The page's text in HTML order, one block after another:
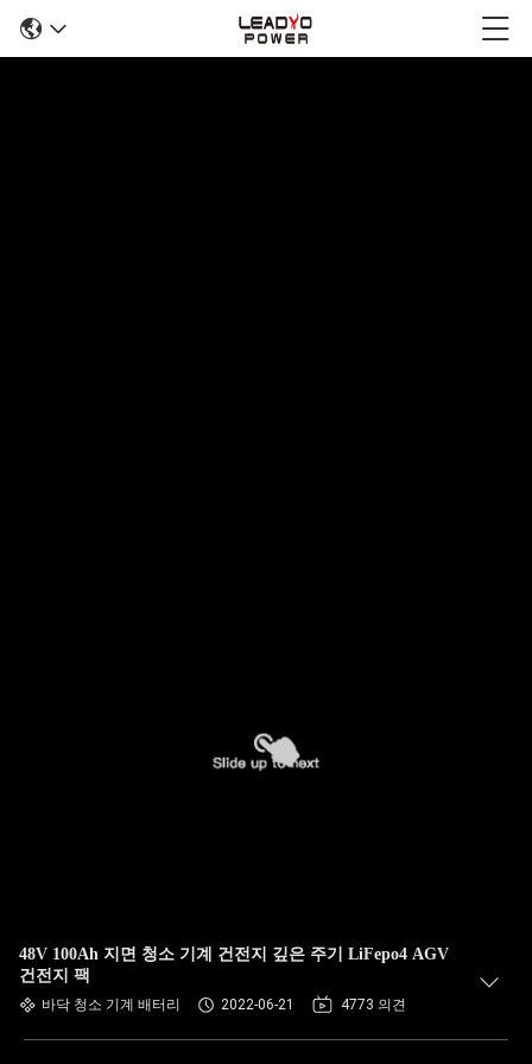
48V 100Ah 지면 청소 기계 건전지 깊은 주기 LiFepo4 AGV
건전지 팩
바닥 청소 기계 배터리 2022-06-21 4773 의견